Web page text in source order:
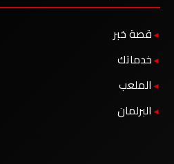
قصة خبر
خدماتك
الملعب
البرلمان